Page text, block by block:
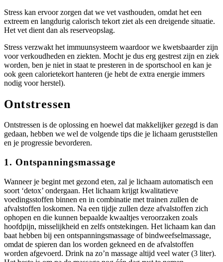
Stress kan ervoor zorgen dat we vet vasthouden, omdat het een
extreem en langdurig calorisch tekort ziet als een dreigende situatie.
Het vet dient dan als reserveopslag.
Stress verzwakt het immuunsysteem waardoor we kwetsbaarder zijn
voor verkoudheden en ziekten. Mocht je dus erg gestrest zijn en ziek
worden, ben je niet in staat te presteren in de sportschool en kan je
ook geen calorietekort hanteren (je hebt de extra energie immers
nodig voor herstel).
Ontstressen
Ontstressen is de oplossing en hoewel dat makkelijker gezegd is dan
gedaan, hebben we wel de volgende tips die je lichaam geruststellen
en je progressie bevorderen.
1. Ontspanningsmassage
Wanneer je begint met gezond eten, zal je lichaam automatisch een
soort ‘detox’ ondergaan. Het lichaam krijgt kwalitatieve
voedingsstoffen binnen en in combinatie met trainen zullen de
afvalstoffen loskomen. Na een tijdje zullen deze afvalstoffen zich
ophopen en die kunnen bepaalde kwaaltjes veroorzaken zoals
hoofdpijn, misselijkheid en zelfs ontstekingen. Het lichaam kan dan
baat hebben bij een ontspanningsmassage of bindweefselmassage,
omdat de spieren dan los worden gekneed en de afvalstoffen
worden afgevoerd. Drink na zo’n massage altijd veel water (3 liter).